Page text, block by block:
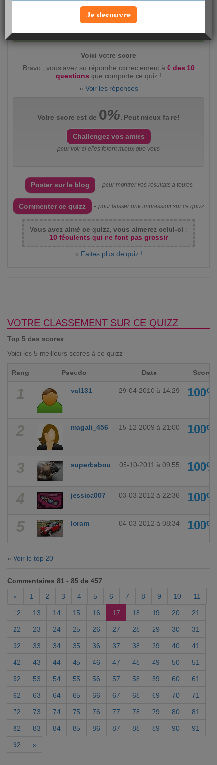
Evaluez ce quizz : intéressant (2360)
Voici votre score
Bravo , vous avez su répondre correctement à 0 des 10
questions que comporte ce quiz !
» Voir les réponses
Votre score est de 0%. Peut mieux faire!
Challengez vos amies
pour voir si elles feront mieux que vous
Poster sur le blog - pour montrer vos résultats à toutes
Commenter ce quizz - pour laisser une impression sur ce quizz
Vous avez aimé ce quizz, vous aimerez celui-ci :
10 féculents qui ne font pas grossir
» Faites plus de quiz !
VOTRE CLASSEMENT SUR CE QUIZZ
Top 5 des scores
Voici les 5 meilleurs scores à ce quizz
Rang Pseudo Date Score
1 val131 29-04-2010 à 14:29 100%
2 magali_456 15-12-2009 à 21:00 100%
3 superbabou 05-10-2011 à 09:55 100%
4 jessica007 03-03-2012 à 22:36 100%
5 loram 04-03-2012 à 08:34 100%
» Voir le top 20
Commentaires 81 - 85 de 457
«
1 2 3 4 5 6 7 8 9 10 11
12 13 14 15 16 17 18 19 20 21
22 23 24 25 26 27 28 29 30 31
32 33 34 35 36 37 38 39 40 41
42 43 44 45 46 47 48 49 50 51
52 53 54 55 56 57 58 59 60 61
62 63 64 65 66 67 68 69 70 71
72 73 74 75 76 77 78 79 80 81
82 83 84 85 86 87 88 89 90 91
92 »
Je decouvre